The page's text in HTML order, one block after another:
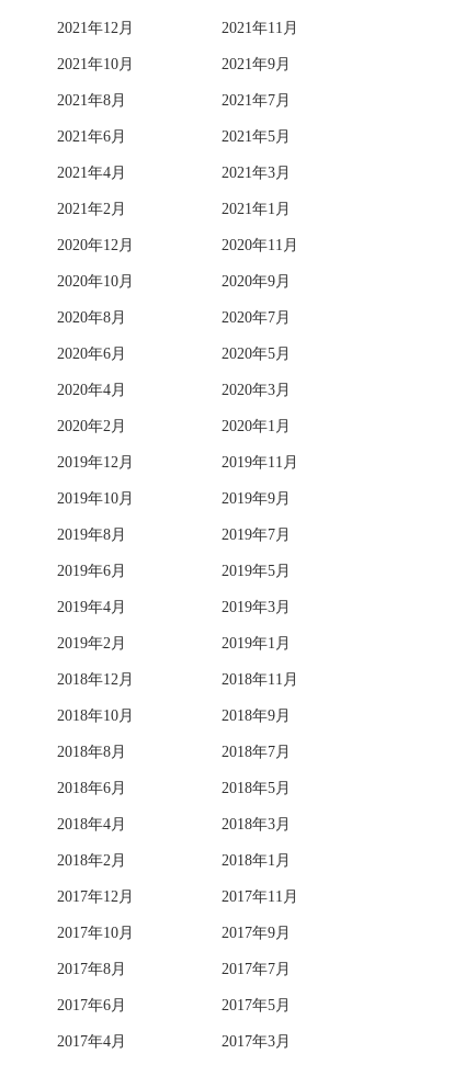
2021年12月 2021年11月
2021年10月 2021年9月
2021年8月 2021年7月
2021年6月 2021年5月
2021年4月 2021年3月
2021年2月 2021年1月
2020年12月 2020年11月
2020年10月 2020年9月
2020年8月 2020年7月
2020年6月 2020年5月
2020年4月 2020年3月
2020年2月 2020年1月
2019年12月 2019年11月
2019年10月 2019年9月
2019年8月 2019年7月
2019年6月 2019年5月
2019年4月 2019年3月
2019年2月 2019年1月
2018年12月 2018年11月
2018年10月 2018年9月
2018年8月 2018年7月
2018年6月 2018年5月
2018年4月 2018年3月
2018年2月 2018年1月
2017年12月 2017年11月
2017年10月 2017年9月
2017年8月 2017年7月
2017年6月 2017年5月
2017年4月 2017年3月